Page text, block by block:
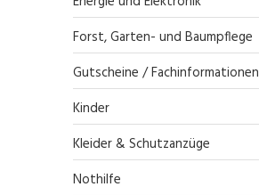
Forst, Garten- und Baumpflege
Gutscheine / Fachinformationen
Kinder
Kleider & Schutzanzüge
Nothilfe